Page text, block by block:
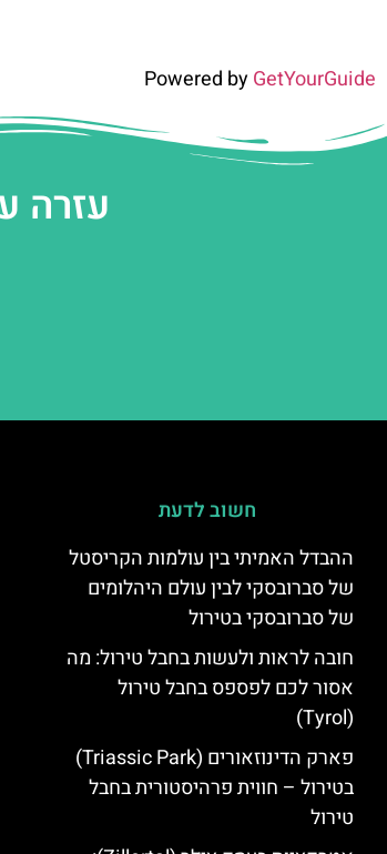
Powered byGetYourGuide
עזרה
חשוב לדעת
ההבדל האמיתי בין עולמות הקריסטל
של סברובסקי לבין עולם היהלומים
של סברובסקי בטירול
חובה לראות ולעשות בחבל טירול: מה
אסור לכם לפספס בחבל טירול
(Tyrol)
פארק הדינוזאורים (Triassic Park)
בטירול – חווית פרהיסטורית בחבל
טירול